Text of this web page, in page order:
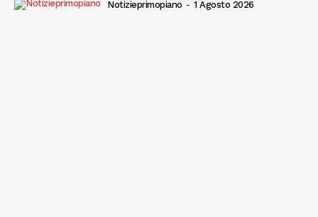
Notizieprimopiano - 1 Agosto 2026